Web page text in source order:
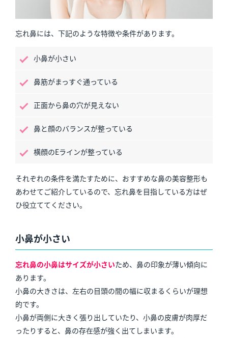
忘れ鼻には、下記のような特徴や条件があります。
小鼻が小さい
鼻筋がまっすぐ通っている
正面から鼻の穴が見えない
鼻と顔のバランスが整っている
横顔のEラインが整っている
それぞれの条件を満たすために、おすすめな鼻の美容整形も
あわせてご紹介しているので、忘れ鼻を目指している方はぜ
ひ役立ててください。
小鼻が小さい
忘れ鼻の小鼻はサイズが小さいため、鼻の印象が薄い傾向に
あります。
小鼻の大きさは、左右の目頭の間の幅に収まるくらいが理想
的です。
小鼻が両側に大きく張り出していたり、小鼻の皮膚が肉厚だ
ったりすると、鼻の存在感が強く出てしまいます。